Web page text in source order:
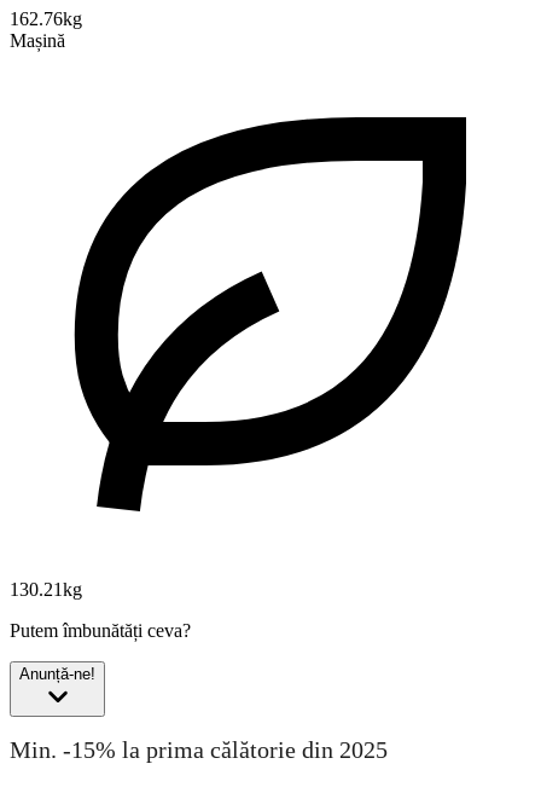
162.76kg
Mașină
130.21kg
Putem îmbunătăți ceva?
Anunță-ne!
Min. -15% la prima călătorie din 2025